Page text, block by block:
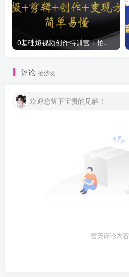
0基础短视频创作特训营：拍摄+剪辑+创作+变现方法
评论 抢沙发
欢迎您留下宝贵的见解！
暂无评论内容